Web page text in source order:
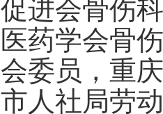
促进会骨伤
医药学会骨
会委员，重
市人社局劳